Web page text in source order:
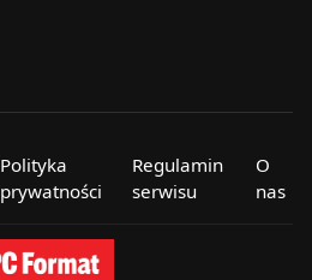
Polityka
prywatności
Regulamin
serwisu
O
nas